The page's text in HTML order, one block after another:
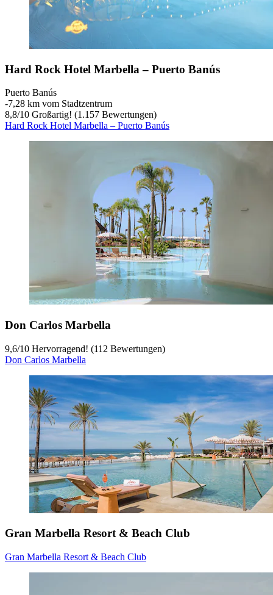
Hard Rock Hotel Marbella – Puerto Banús
Puerto Banús
‐7,28 km vom Stadtzentrum
8,8/10 Großartig! (1.157 Bewertungen)
Hard Rock Hotel Marbella – Puerto Banús
Don Carlos Marbella
9,6/10 Hervorragend! (112 Bewertungen)
Don Carlos Marbella
Gran Marbella Resort & Beach Club
Gran Marbella Resort & Beach Club